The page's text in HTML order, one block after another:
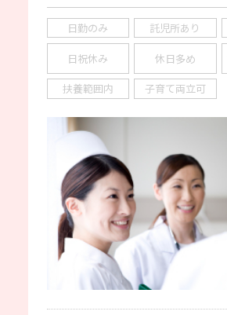
日勤のみ 託児所あり
日祝休み 休日多め
扶養範囲内
子育て両立可